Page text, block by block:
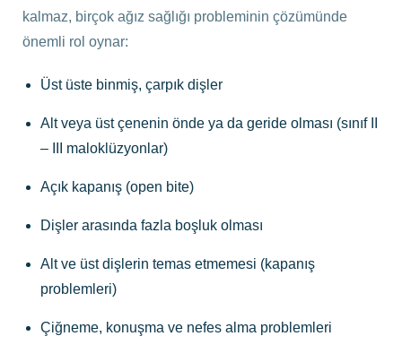
kalmaz, birçok ağız sağlığı probleminin çözümünde
önemli rol oynar:
Üst üste binmiş, çarpık dişler
Alt veya üst çenenin önde ya da geride olması (sınıf II
– III maloklüzyonlar)
Açık kapanış (open bite)
Dişler arasında fazla boşluk olması
Alt ve üst dişlerin temas etmemesi (kapanış
problemleri)
Çiğneme, konuşma ve nefes alma problemleri